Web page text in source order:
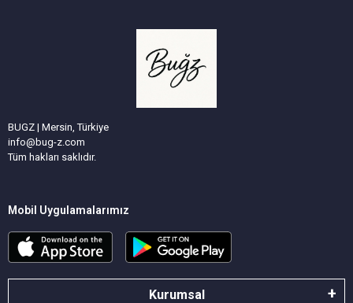
BUGZ | Mersin, Türkiye
info@bug-z.com
Tüm hakları saklıdır.
Mobil Uygulamalarımız
Kurumsal